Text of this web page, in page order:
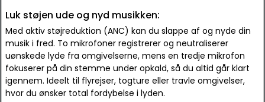
Luk støjen ude og nyd musikken:
Med aktiv støjreduktion (ANC) kan du slappe af og nyde din
musik i fred. To mikrofoner registrerer og neutraliserer
uønskede lyde fra omgivelserne, mens en tredje mikrofon
fokuserer på din stemme under opkald, så du altid går klart
igennem. Ideelt til flyrejser, togture eller travle omgivelser,
hvor du ønsker total fordybelse i lyden.